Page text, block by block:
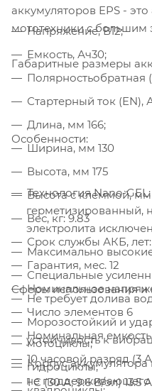
аккумуляторов EPS -
мототехники с большим
Габаритные размеры
Напряжение, В12;
Емкость, Ач30;
Полярностьобратная
Стартерный ток (EN),
Длина, мм 166;
Ширина, мм 130
Высота, мм 175
Высота с клеммой, мм
Вес, кг: 9.83
Срок службы АКБ,
Гарантия, мес. 12
Номинальное
Число элементов 6
Номинальная
10 часовой разряд (3
1 C (30 А; 9.6 В/эл) 13.5
Особенности:
Технология Nano-
герметизированный,
электролита
Максимально
Специальные
Не требует долива
Морозостойкий и
устойчивость к
Корпус
не поддерживающего
Cферы использования
мотоциклы;
гидроциклы;